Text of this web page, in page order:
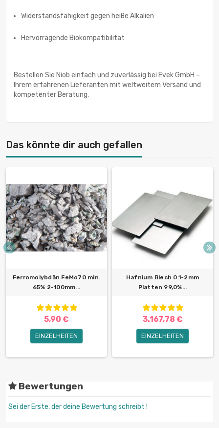
Widerstandsfähigkeit gegen heiße Alkalien
Hervorragende Biokompatibilität
Bestellen Sie Niob einfach und zuverlässig bei Evek GmbH –
Ihrem erfahrenen Lieferanten mit weltweitem Versand und
kompetenter Beratung.
Das könnte dir auch gefallen
Ferromolybdän FeMo70 min.
65% 2-100mm...
5,90 €
EINZELHEITEN
Hafnium Blech 0.1-2mm
Platten 99,0%...
3.167,78 €
EINZELHEITEN
Bewertungen
Sei der Erste, der deine Bewertung schreibt !